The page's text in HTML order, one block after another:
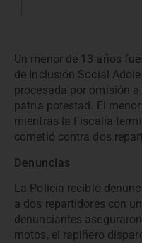
Un menor de 13 años
de Inclusión Social
procesada por omisión
patria potestad. El
mientras la Fiscalía
cometió contra dos
Denuncias
La Policía recibió
a dos repartidores con
denunciantes
motos, el rapiñero